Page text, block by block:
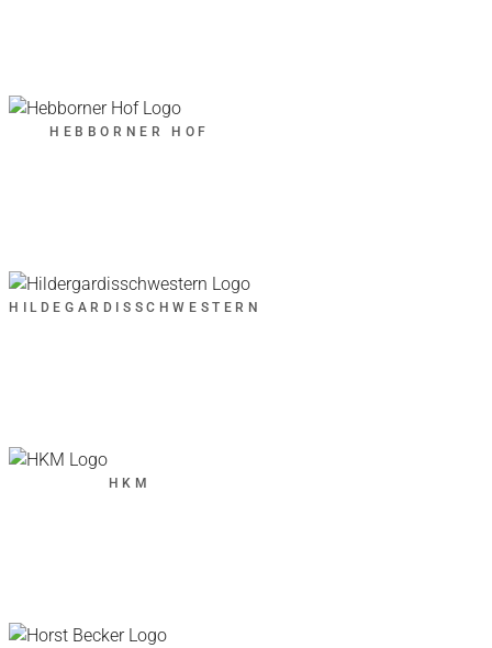
HEBBORNER HOF
HILDEGARDISSCHWESTERN
HKM